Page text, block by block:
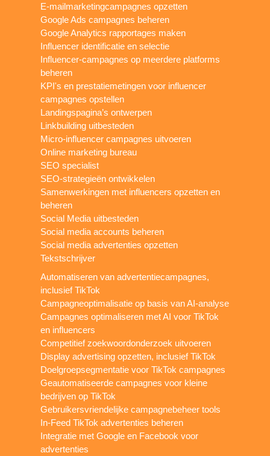
E-mailmarketingcampagnes opzetten
Google Ads campagnes beheren
Google Analytics rapportages maken
Influencer identificatie en selectie
Influencer-campagnes op meerdere platforms
beheren
KPI's en prestatiemetingen voor influencer
campagnes opstellen
Landingspagina’s ontwerpen
Linkbuilding uitbesteden
Micro-influencer campagnes uitvoeren
Online marketing bureau
SEO specialist
SEO-strategieën ontwikkelen
Samenwerkingen met influencers opzetten en
beheren
Social Media uitbesteden
Social media accounts beheren
Social media advertenties opzetten
Tekstschrijver
Automatiseren van advertentiecampagnes,
inclusief TikTok
Campagneoptimalisatie op basis van AI-analyse
Campagnes optimaliseren met AI voor TikTok
en influencers
Competitief zoekwoordonderzoek uitvoeren
Display advertising opzetten, inclusief TikTok
Doelgroepsegmentatie voor TikTok campagnes
Geautomatiseerde campagnes voor kleine
bedrijven op TikTok
Gebruikersvriendelijke campagnebeheer tools
In-Feed TikTok advertenties beheren
Integratie met Google en Facebook voor
advertenties